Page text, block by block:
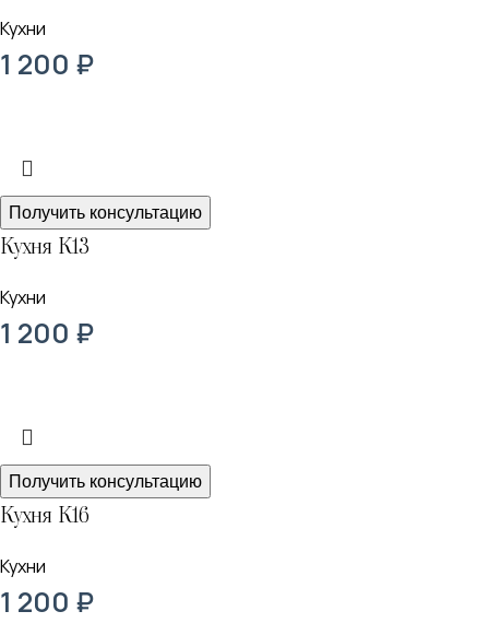
Кухни
1 200 ₽
Получить консультацию
Кухня К13
Кухни
1 200 ₽
Получить консультацию
Кухня К16
Кухни
1 200 ₽